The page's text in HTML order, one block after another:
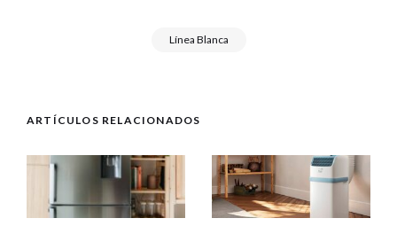
Línea Blanca
ARTÍCULOS RELACIONADOS